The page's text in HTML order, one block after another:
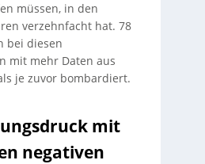
müssen, in den
verzehnfacht hat. 78
bei diesen
mit mehr Daten aus
je zuvor bombardiert.
mit
negativen